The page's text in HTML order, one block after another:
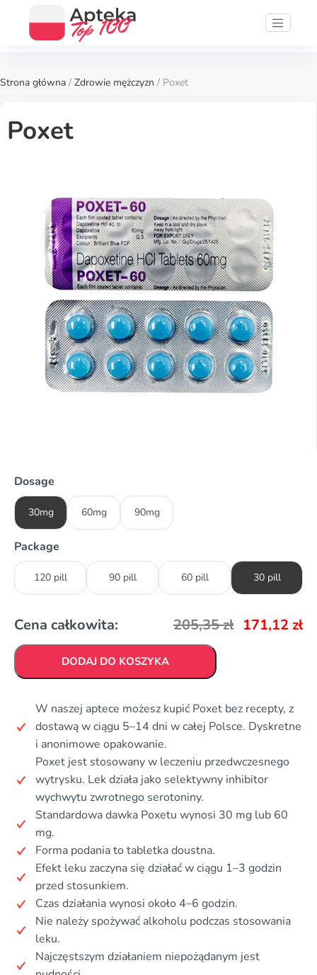
Strona główna / Zdrowie mężczyzn / Poxet
Poxet
Dosage
30mg 60mg 90mg
Package
120 pill 90 pill 60 pill 30 pill
Cena całkowita: 205,35zł 171,12 zł
DODAJ DO KOSZYKA
W naszej aptece możesz kupić Poxet bez recepty, z
dostawą w ciągu 5–14 dni w całej Polsce. Dyskretne
i anonimowe opakowanie.
Poxet jest stosowany w leczeniu przedwczesnego
wytrysku. Lek działa jako selektywny inhibitor
wychwytu zwrotnego serotoniny.
Standardowa dawka Poxetu wynosi 30 mg lub 60
mg.
Forma podania to tabletka doustna.
Efekt leku zaczyna się działać w ciągu 1–3 godzin
przed stosunkiem.
Czas działania wynosi około 4–6 godzin.
Nie należy spożywać alkoholu podczas stosowania
leku.
Najczęstszym działaniem niepożądanym jest